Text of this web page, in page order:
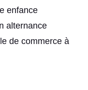
enfance
alternance
de commerce à